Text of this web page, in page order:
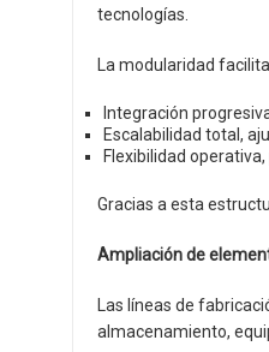
tecnologías.
La modularidad
Integración
Escalabilidad total,
Flexibilidad
Gracias a esta
Ampliación de
Las líneas de
almacenamiento,